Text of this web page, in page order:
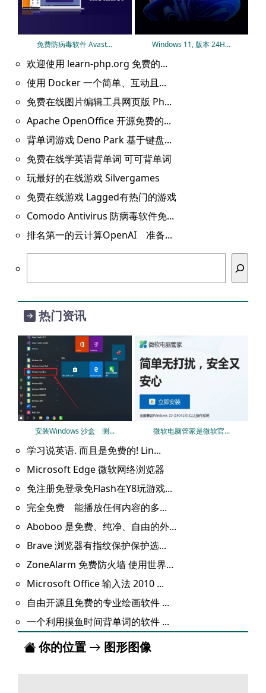
免费防病毒软件 Avast... Windows 11, 版本 24H...
欢迎使用 learn-php.org 免费的...
使用 Docker 一个简单、互动且...
免费在线图片编辑工具网页版 Ph...
Apache OpenOffice 开源免费的...
背单词游戏 Deno Park 基于键盘...
免费在线学英语背单词 可可背单词
玩最好的在线游戏 Silvergames
免费在线游戏 Lagged有热门的游戏
Comodo Antivirus 防病毒软件免...
排名第一的云计算OpenAI 准备...
索
热门资讯
安装Windows 沙盒 测... 微软电脑管家是微软官...
学习说英语. 而且是免费的! Lin...
Microsoft Edge 微软网络浏览器
免注册免登录免Flash在Y8玩游戏...
完全免费 能播放任何内容的多...
Aboboo 是免费、纯净、自由的外...
Brave 浏览器有指纹保护保护选...
ZoneAlarm 免费防火墙 使用世界...
Microsoft Office 输入法 2010 ...
自由开源且免费的专业绘画软件 ...
一个利用摸鱼时间背单词的软件 ...
你的位置 图形图像